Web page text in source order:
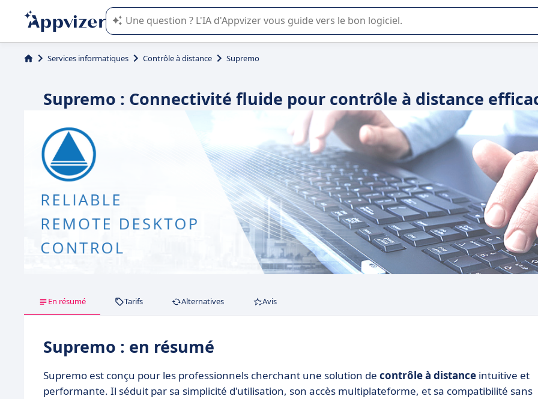
L'IA de Appvizer vous guide dans l'utilisation ou la sélection de logiciel SaaS en entreprise.
Services informatiques Contrôle à distance Supremo
Supremo : Connectivité fluide pour contrôle à distance
En résumé Tarifs Alternatives Avis
Supremo : en résumé
Supremo est conçu pour les professionnels cherchant une solution de contrôle à distance intuitive et
performante. Il séduit par sa simplicité d'utilisation, son accès multiplateforme, et sa compatibilité sans